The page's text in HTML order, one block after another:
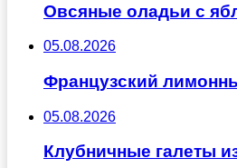
Овсяные оладьи с
05.08.2026
Французский
05.08.2026
Клубничные галеты